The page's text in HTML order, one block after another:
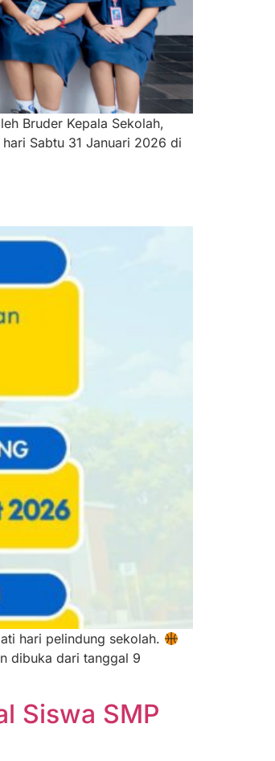
Bruder Kepala Sekolah,
Sabtu 31 Januari 2026 di
hari pelindung sekolah.
dibuka dari tanggal 9
Siswa SMP